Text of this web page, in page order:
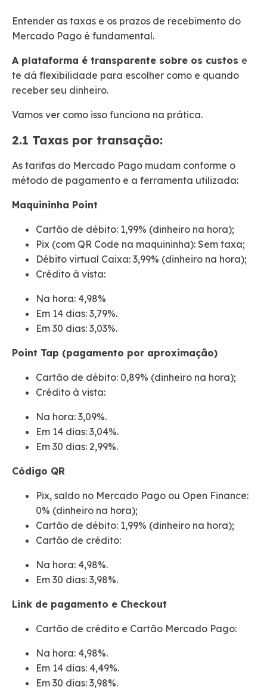
Entender as taxas e os prazos de recebimento do
Mercado Pago é fundamental.
A plataforma é transparente sobre os custos e
te dá flexibilidade para escolher como e quando
receber seu dinheiro.
Vamos ver como isso funciona na prática.
2.1 Taxas por transação:
As tarifas do Mercado Pago mudam conforme o
método de pagamento e a ferramenta utilizada:
Maquininha Point
Cartão de débito: 1,99% (dinheiro na hora);
Pix (com QR Code na maquininha): Sem taxa;
Débito virtual Caixa: 3,99% (dinheiro na hora);
Crédito à vista:
Na hora: 4,98%
Em 14 dias: 3,79%.
Em 30 dias: 3,03%.
Point Tap (pagamento por aproximação)
Cartão de débito: 0,89% (dinheiro na hora);
Crédito à vista:
Na hora: 3,09%.
Em 14 dias: 3,04%.
Em 30 dias: 2,99%.
Código QR
Pix, saldo no Mercado Pago ou Open Finance:
0% (dinheiro na hora);
Cartão de débito: 1,99% (dinheiro na hora);
Cartão de crédito:
Na hora: 4,98%.
Em 30 dias: 3,98%.
Link de pagamento e Checkout
Cartão de crédito e Cartão Mercado Pago:
Na hora: 4,98%.
Em 14 dias: 4,49%.
Em 30 dias: 3,98%.